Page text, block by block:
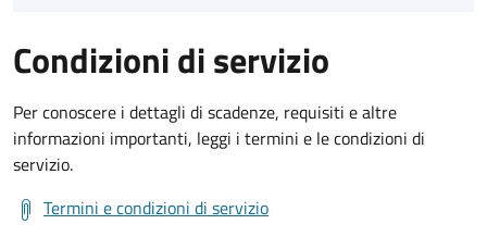
Condizioni di servizio
Per conoscere i dettagli di scadenze, requisiti e altre
informazioni importanti, leggi i termini e le condizioni di
servizio.
Termini e condizioni di servizio